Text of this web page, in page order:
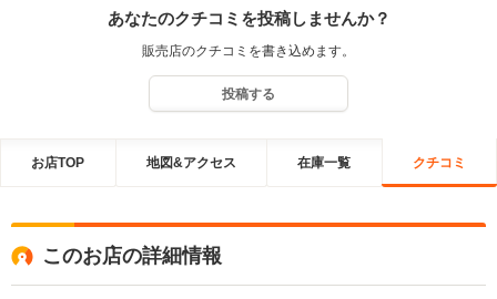
あなたのクチコミを投稿しませんか？
販売店のクチコミを書き込めます。
投稿する
お店TOP 地図&アクセス 在庫一覧 クチコミ
このお店の詳細情報